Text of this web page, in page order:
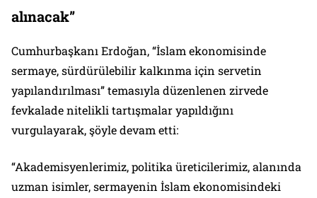
alınacak”
Cumhurbaşkanı Erdoğan, “İslam ekonomisinde
sermaye, sürdürülebilir kalkınma için servetin
yapılandırılması” temasıyla düzenlenen zirvede
fevkalade nitelikli tartışmalar yapıldığını
vurgulayarak, şöyle devam etti:
“Akademisyenlerimiz, politika üreticilerimiz, alanında
uzman isimler, sermayenin İslam ekonomisindeki